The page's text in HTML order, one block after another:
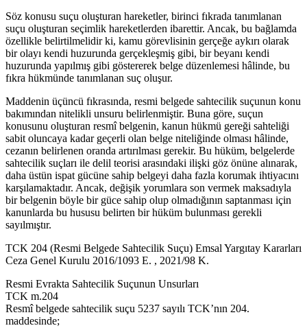
Söz konusu suçu oluşturan hareketler, birinci fıkrada tanımlanan
suçu oluşturan seçimlik hareketlerden ibarettir. Ancak, bu bağlamda
özellikle belirtilmelidir ki, kamu görevlisinin gerçeğe aykırı olarak
bir olayı kendi huzurunda gerçekleşmiş gibi, bir beyanı kendi
huzurunda yapılmış gibi göstererek belge düzenlemesi hâlinde, bu
fıkra hükmünde tanımlanan suç oluşur.
Maddenin üçüncü fıkrasında, resmi belgede sahtecilik suçunun konu
bakımından nitelikli unsuru belirlenmiştir. Buna göre, suçun
konusunu oluşturan resmî belgenin, kanun hükmü gereği sahteliği
sabit oluncaya kadar geçerli olan belge niteliğinde olması hâlinde,
cezanın belirlenen oranda artırılması gerekir. Bu hüküm, belgelerde
sahtecilik suçları ile delil teorisi arasındaki ilişki göz önüne alınarak,
daha üstün ispat gücüne sahip belgeyi daha fazla korumak ihtiyacını
karşılamaktadır. Ancak, değişik yorumlara son vermek maksadıyla
bir belgenin böyle bir güce sahip olup olmadığının saptanması için
kanunlarda bu hususu belirten bir hüküm bulunması gerekli
sayılmıştır.
TCK 204 (Resmi Belgede Sahtecilik Suçu) Emsal Yargıtay Kararları
Ceza Genel Kurulu 2016/1093 E. , 2021/98 K.
Resmi Evrakta Sahtecilik Suçunun Unsurları
TCK m.204
Resmî belgede sahtecilik suçu 5237 sayılı TCK’nın 204.
maddesinde;